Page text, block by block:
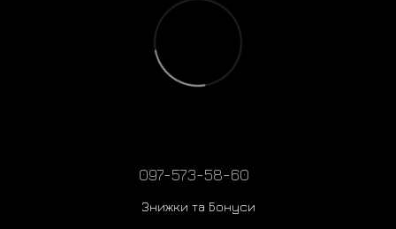
097-573-58-60
Знижки та Бонуси